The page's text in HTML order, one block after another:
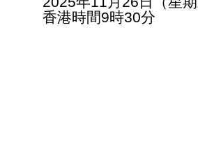
香港時間9時30分